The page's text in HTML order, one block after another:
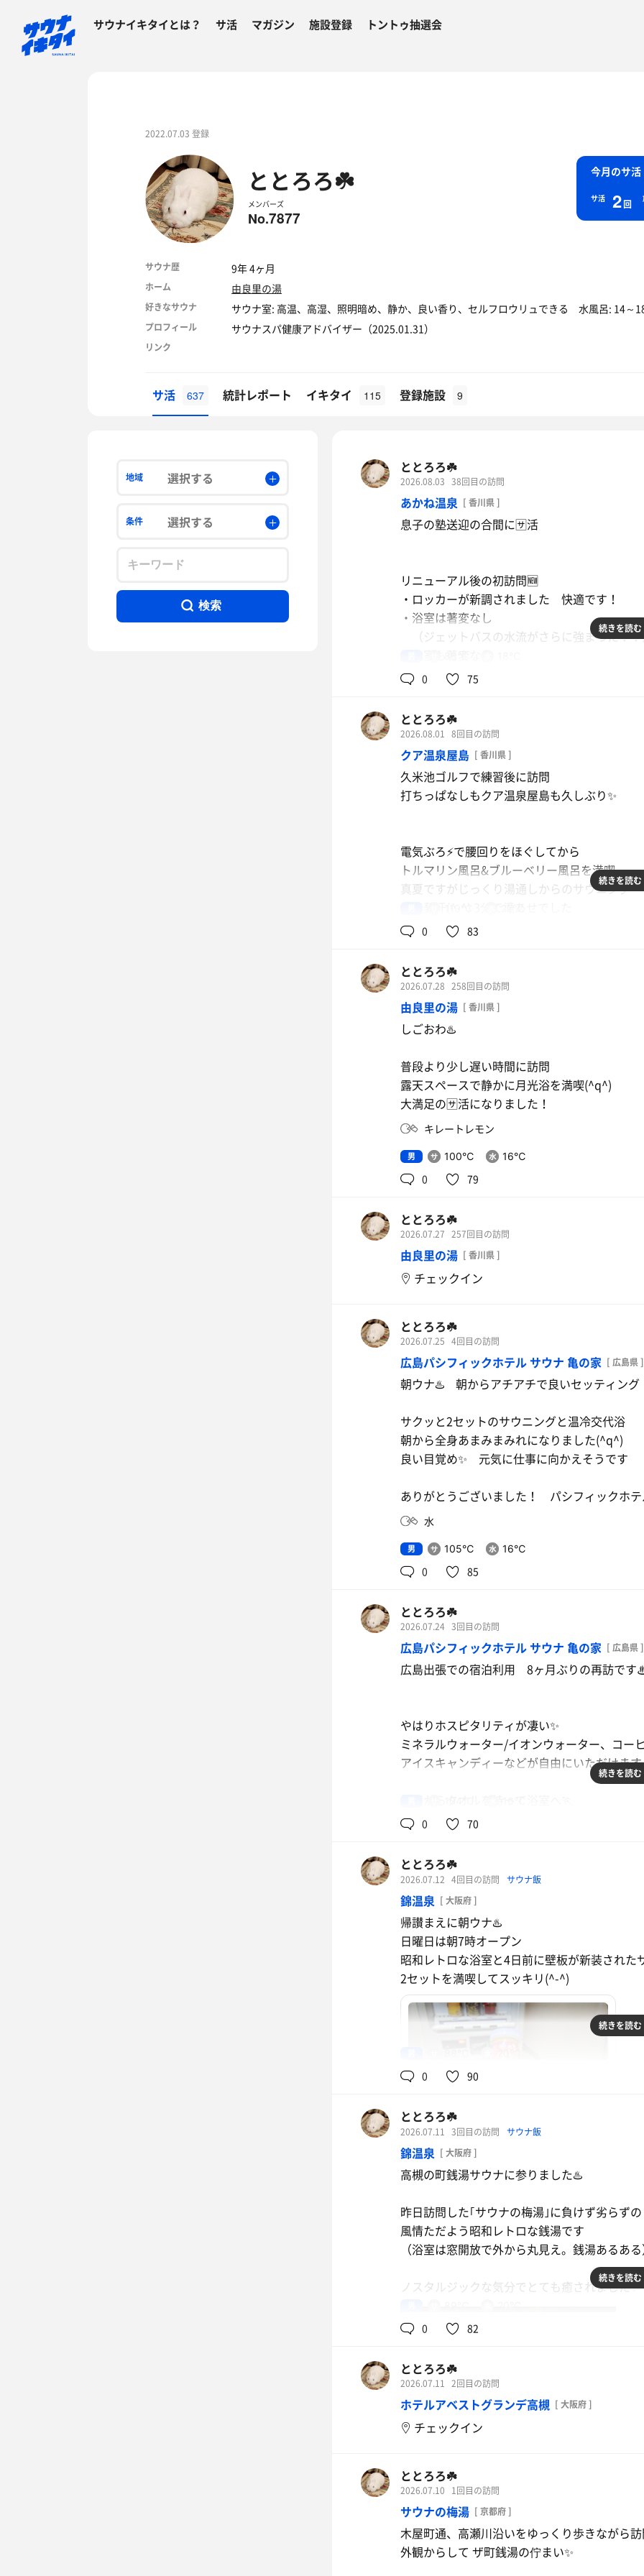
サウナイキタイとは？ サ活 マガジン 施設登録 トントゥ抽選会
2022.07.03 登録
ととろろ☘️
メンバーズ
No.7877
今月のサ活
サ活 2回
サウナ歴 9年 4ヶ月
ホーム 由良里の湯
好きなサウナ サウナ室: 高温、高湿、照明暗め、静か、良い香り、セルフロウリュできる 水風呂: 14
プロフィール サウナスパ健康アドバイザー（2025.01.31）
リンク
サ活 637 統計レポート イキタイ 115 登録施設 9
地域 選択する
条件 選択する
検索
ととろろ☘️
2026.08.03 38回目の訪問
あかね温泉 [ 香川県 ]
息子の塾送迎の合間に🈂️活
リニューアル後の初訪問🆕️
・ロッカーが新調されました 快適です！
・浴室は著変なし
（ジェットバスの水流がさらに強まった？
（ikiストーブが変わらず良い仕事してます
浴槽がタイル張りに変わり大きくなりました
整いイスもグレードアップ✨
本日のアロマ水は『マウンテンハーブ🌿』
爽やかな香りで気持ち良く蒸されました🏔️
30分毎のオートロウリュにあわせて3セット
*回数券のサービス販売期間でした🆙️
￥7,500/12枚綴り ありがとうございます！
続きを読む
0 75
ととろろ☘️
2026.08.01 8回目の訪問
クア温泉屋島 [ 香川県 ]
久米池ゴルフで練習後に訪問
打ちっぱなしもクア温泉屋島も久しぶり✨
電気ぶろ⚡で腰回りをほぐしてから
トルマリン風呂&ブルーベリー風呂を満喫
真夏ですがじっくり湯通しからのサウニング
サウナ10分▶️水風呂3分▶️外気浴15分×3セット
琴平電鉄の沿線にありますので 外気浴中に
踏切の遮断器や電車の通過音♬が楽しめました
ノスタルジックな気分でディープリラックス
昭和レトロにどっぷり浸かりました
ありがとうございました！クア温泉屋島♨️
イオンウォーター
続きを読む
0 83
ととろろ☘️
2026.07.28 258回目の訪問
由良里の湯 [ 香川県 ]
しごおわ♨️
普段より少し遅い時間に訪問
露天スペースで静かに月光浴を満喫(^q^)
大満足の🈂️活になりました！
キレートレモン
男 100℃ 16℃
0 79
ととろろ☘️
2026.07.27 257回目の訪問
由良里の湯 [ 香川県 ]
チェックイン
ととろろ☘️
2026.07.25 4回目の訪問
広島パシフィックホテル サウナ 亀の家 [ 広島県 ]
朝ウナ♨️ 朝からアチアチで良いセッティング
サクッと2セットのサウニングと温冷交代浴
朝から全身あまみまみれになりました(^q^)
良い目覚め✨ 元気に仕事に向かえそうです
ありがとうございました！ パシフィックホ
水
男 105℃ 16℃
0 85
ととろろ☘️
2026.07.24 3回目の訪問
広島パシフィックホテル サウナ 亀の家 [ 広島県 ]
広島出張での宿泊利用 8ヶ月ぶりの再訪で
やはりホスピタリティが凄い✨
ミネラルウォーター/イオンウォーター、コー
アイスキャンディーなどが自由にいただけます
ホテルサウナのレベルを超えています
毛穴汚れもしっかり落としてからサウニング
サウナ室
100℃超 2段席 定員15名ほど
15分毎にオートロウリュ しっかり高湿度で
みず風呂
16℃くらい(^q^) 定員4～5名くらい
しっかり汗を流していれば 潜水OKだそうで
計4セットをしっかり満喫 あまみまみれでし
ありがとうございました！ ﾊﾟｼﾌｨｯｸﾎﾃﾙ亀の
イオンウォーター
続きを読む
0 70
ととろろ☘️
2026.07.12 4回目の訪問 サウナ飯
錦温泉 [ 大阪府 ]
帰讃まえに朝ウナ♨️
日曜日は朝7時オープン
昭和レトロな浴室と4日前に壁板が新装された
2セットを満喫してスッキリ(^-^)
ビン牛乳
続きを読む
0 90
ととろろ☘️
2026.07.11 3回目の訪問 サウナ飯
錦温泉 [ 大阪府 ]
高槻の町銭湯サウナに参りました♨️
昨日訪問した｢サウナの梅湯｣に負けず劣らずの
風情ただよう昭和レトロな銭湯です
（浴室は窓開放で外から丸見え。銭湯あるあ
ノスタルジックな気分でとても癒されました✨
続きを読む
0 82
ととろろ☘️
2026.07.11 2回目の訪問
ホテルアベストグランデ高槻 [ 大阪府 ]
チェックイン
ととろろ☘️
2026.07.10 1回目の訪問
サウナの梅湯 [ 京都府 ]
木屋町通、高瀬川沿いをゆっくり歩きながら
外観からして ザ町銭湯の佇まい✨